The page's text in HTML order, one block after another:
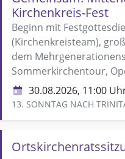
Kirchenkreis-Fest
Beginn mit
(Kirchenkreisteam),
dem
Sommerkirchentour,
30.08.2026, 11:00
13. SONNTAG NACH